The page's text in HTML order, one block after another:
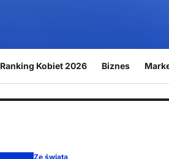
Ranking Kobiet 2026 Biznes
Ze świata